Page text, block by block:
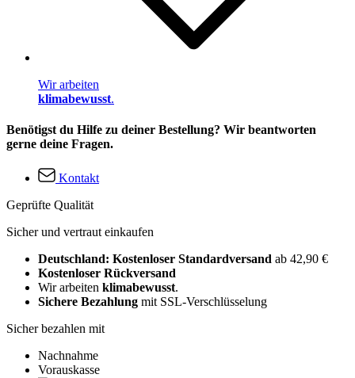
Wir arbeiten
klimabewusst.
Benötigst du Hilfe zu deiner Bestellung? Wir beantworten
gerne deine Fragen.
Kontakt
Geprüfte Qualität
Sicher und vertraut einkaufen
Deutschland: Kostenloser Standardversand ab 42,90 €
Kostenloser Rückversand
Wir arbeiten klimabewusst.
Sichere Bezahlung mit SSL-Verschlüsselung
Sicher bezahlen mit
Nachnahme
Vorauskasse